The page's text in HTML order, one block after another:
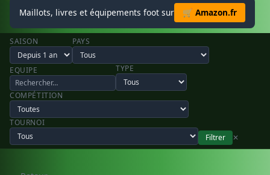
Maillots, livres et équipements foot sur 🛒 Amazon.fr
SAISON PAYS
EQUIPE TYPE
COMPÉTITION
TOURNOI
Filtrer
✕